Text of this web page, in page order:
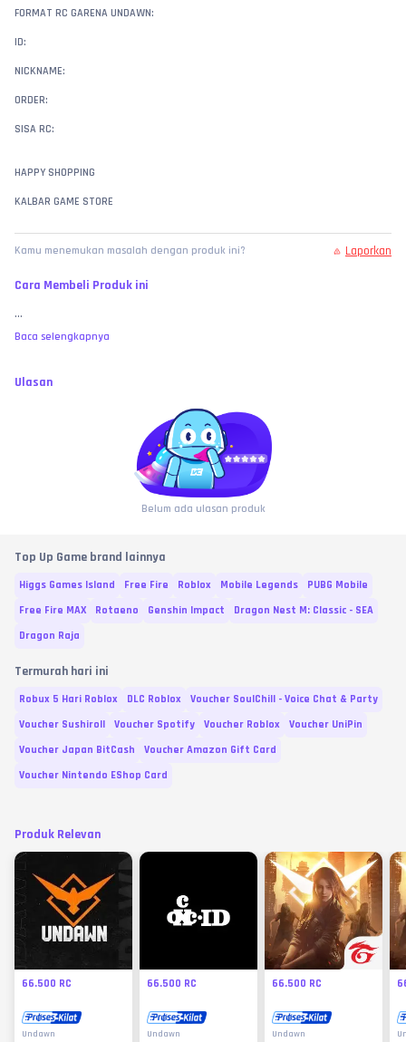
FORMAT RC GARENA UNDAWN:
ID:
NICKNAME:
ORDER:
SISA RC:
HAPPY SHOPPING
KALBAR GAME STORE
Kamu menemukan masalah dengan produk ini? Laporkan
Cara Membeli Produk ini
...
Baca selengkapnya
Ulasan
Belum ada ulasan produk
Top Up Game brand lainnya
Higgs Games Island Free Fire Roblox Mobile Legends
PUBG Mobile
Free Fire MAX
Rotaeno Genshin Impact
Dragon Nest M: Classic - SEA
Dragon Raja
Termurah hari ini
Robux 5 Hari Roblox DLC Roblox
Voucher SoulChill - Voice Chat & Party
Voucher Sushiroll
Voucher Spotify Voucher Roblox
Voucher UniPin
Voucher Japan BitCash
Voucher Amazon Gift Card
Voucher Nintendo EShop Card
Produk Relevan
66.500 RC
Undawn
66.500 RC
Undawn
66.500 RC
Undawn